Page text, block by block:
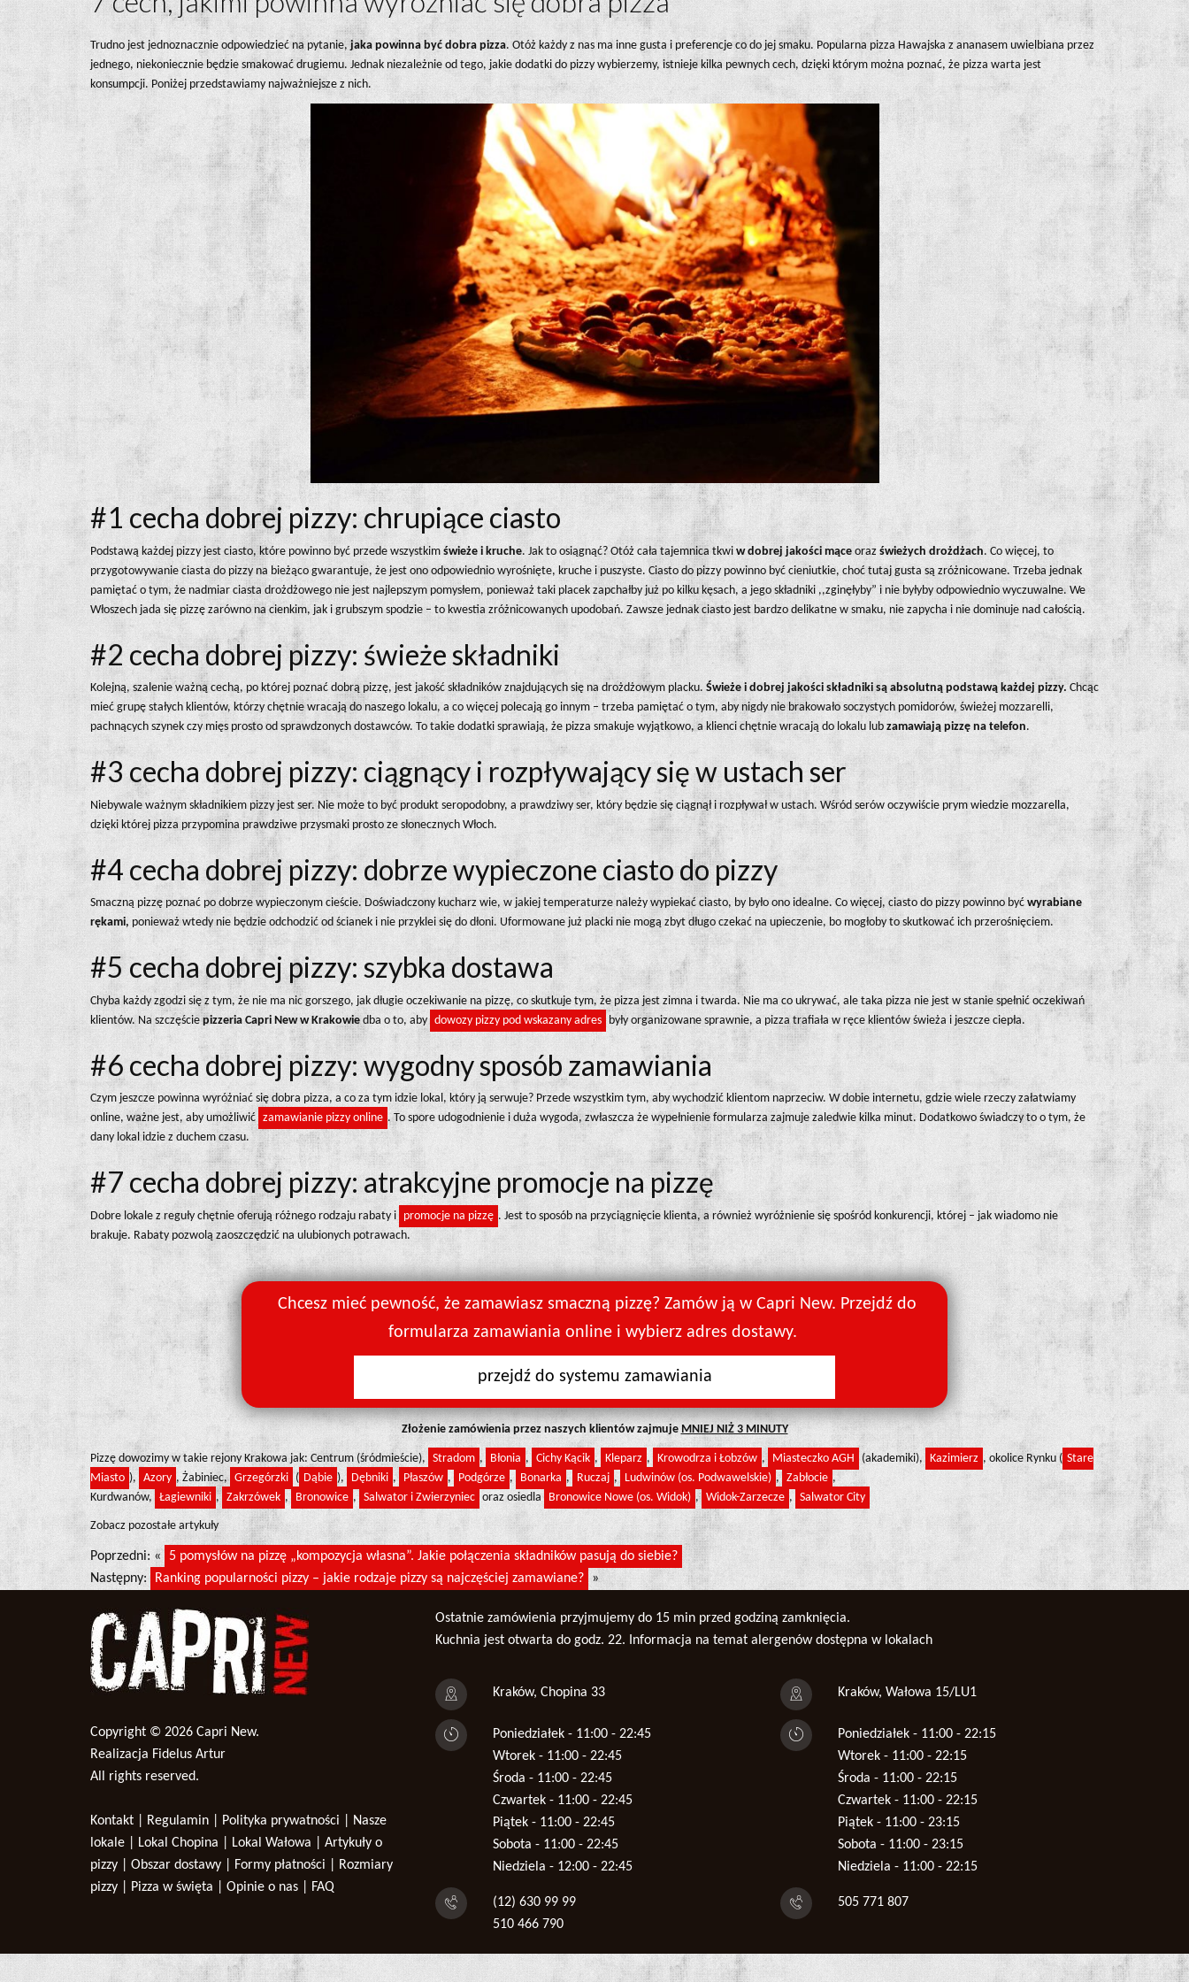
Trudno jest jednoznacznie odpowiedzieć na pytanie,jaka powinna być dobra pizza. Otóż każdy z nas ma inne gusta i preferencje co do jej smaku. Popularna pizza Hawajska z ananasem uwielbiana przez
jednego, niekoniecznie będzie smakować drugiemu. Jednak niezależnie od tego, jakie dodatki do pizzy wybierzemy, istnieje kilka pewnych cech, dzięki którym można poznać, że pizza warta jest
konsumpcji. Poniżej przedstawiamy najważniejsze z nich.
#1 cecha dobrej pizzy: chrupiące ciasto
Podstawą każdej pizzy jest ciasto, które powinno być przede wszystkim świeże i kruche. Jak to osiągnąć? Otóż cała tajemnica tkwi w dobrej jakości mące oraz świeżych drożdżach. Co więcej, to
przygotowywanie ciasta do pizzy na bieżąco gwarantuje, że jest ono odpowiednio wyrośnięte, kruche i puszyste. Ciasto do pizzy powinno być cieniutkie, choć tutaj gusta są zróżnicowane. Trzeba jednak
pamiętać o tym, że nadmiar ciasta drożdżowego nie jest najlepszym pomysłem, ponieważ taki placek zapchałby już po kilku kęsach, a jego składniki ,,zginęłyby” i nie byłyby odpowiednio wyczuwalne. We
Włoszech jada się pizzę zarówno na cienkim, jak i grubszym spodzie – to kwestia zróżnicowanych upodobań. Zawsze jednak ciasto jest bardzo delikatne w smaku, nie zapycha i nie dominuje nad całością.
#2 cecha dobrej pizzy: świeże składniki
Kolejną, szalenie ważną cechą, po której poznać dobrą pizzę, jest jakość składników znajdujących się na drożdżowym placku. Świeże i dobrej jakości składniki są absolutną podstawą każdej pizzy.Chcąc
mieć grupę stałych klientów, którzy chętnie wracają do naszego lokalu, a co więcej polecają go innym – trzeba pamiętać o tym, aby nigdy nie brakowało soczystych pomidorów, świeżej mozzarelli,
pachnących szynek czy mięs prosto od sprawdzonych dostawców. To takie dodatki sprawiają, że pizza smakuje wyjątkowo, a klienci chętnie wracają do lokalu lub zamawiają pizzę na telefon.
#3 cecha dobrej pizzy: ciągnący i rozpływający się w ustach ser
Niebywale ważnym składnikiem pizzy jest ser. Nie może to być produkt seropodobny, a prawdziwy ser, który będzie się ciągnął i rozpływał w ustach. Wśród serów oczywiście prym wiedzie mozzarella,
dzięki której pizza przypomina prawdziwe przysmaki prosto ze słonecznych Włoch.
#4 cecha dobrej pizzy: dobrze wypieczone ciasto do pizzy
Smaczną pizzę poznać po dobrze wypieczonym cieście. Doświadczony kucharz wie, w jakiej temperaturze należy wypiekać ciasto, by było ono idealne. Co więcej, ciasto do pizzy powinno być wyrabiane
rękami, ponieważ wtedy nie będzie odchodzić od ścianek i nie przyklei się do dłoni. Uformowane już placki nie mogą zbyt długo czekać na upieczenie, bo mogłoby to skutkować ich przerośnięciem.
#5 cecha dobrej pizzy: szybka dostawa
Chyba każdy zgodzi się z tym, że nie ma nic gorszego, jak długie oczekiwanie na pizzę, co skutkuje tym, że pizza jest zimna i twarda. Nie ma co ukrywać, ale taka pizza nie jest w stanie spełnić oczekiwań
klientów. Na szczęściepizzeria Capri New w Krakowie dba o to, aby dowozy pizzy pod wskazany adres były organizowane sprawnie, a pizza trafiała w ręce klientów świeża i jeszcze ciepła.
#6 cecha dobrej pizzy: wygodny sposób zamawiania
Czym jeszcze powinna wyróżniać się dobra pizza, a co za tym idzie lokal, który ją serwuje? Przede wszystkim tym, aby wychodzić klientom naprzeciw. W dobie internetu, gdzie wiele rzeczy załatwiamy
online, ważne jest, aby umożliwić zamawianie pizzy online . To spore udogodnienie i duża wygoda, zwłaszcza że wypełnienie formularza zajmuje zaledwie kilka minut. Dodatkowo świadczy to o tym, że
dany lokal idzie z duchem czasu.
#7 cecha dobrej pizzy: atrakcyjne promocje na pizzę
Dobre lokale z reguły chętnie oferują różnego rodzaju rabaty i promocje na pizzę . Jest to sposób na przyciągnięcie klienta, a również wyróżnienie się spośród konkurencji, której – jak wiadomo nie
brakuje. Rabaty pozwolą zaoszczędzić na ulubionych potrawach.
Chcesz mieć pewność, że zamawiasz smaczną pizzę? Zamów ją w Capri New. Przejdź do
formularza zamawiania online i wybierz adres dostawy.
przejdź do systemu zamawiania
Złożenie zamówienia przez naszych klientów zajmuje MNIEJ NIŻ 3 MINUTY
Pizzę dowozimy w takie rejony Krakowa jak: Centrum (śródmieście), Stradom , Błonia , Cichy Kącik , Kleparz , Krowodrza i Łobzów , Miasteczko AGH (akademiki), Kazimierz , okolice Rynku ( Stare
Miasto ), Azory , Żabiniec, Grzegórzki ( Dąbie ), Dębniki , Płaszów , Podgórze , Bonarka , Ruczaj , Ludwinów (os. Podwawelskie) , Zabłocie ,
Kurdwanów, Łagiewniki , Zakrzówek , Bronowice , Salwator i Zwierzyniec oraz osiedla Bronowice Nowe (os. Widok) , Widok-Zarzecze , Salwator City
Zobacz pozostałe artykuły
Poprzedni: «
5 pomysłów na pizzę „kompozycja własna”. Jakie połączenia składników pasują do siebie?
Następny:
Ranking popularności pizzy – jakie rodzaje pizzy są najczęściej zamawiane? »
Copyright © 2026 Capri New.
Realizacja Fidelus Artur
All rights reserved.
Kontakt Regulamin Polityka prywatności
Nasze
lokale
Lokal Chopina Lokal Wałowa
Artykuły o
pizzy
Obszar dostawy Formy płatności
Rozmiary
pizzy
Pizza w święta Opinie o nas FAQ
Ostatnie zamówienia przyjmujemy do 15 min przed godziną zamknięcia.
Kuchnia jest otwarta do godz. 22. Informacja na temat alergenów dostępna w lokalach
Kraków, Chopina 33
Poniedziałek - 11:00 - 22:45
Wtorek - 11:00 - 22:45
Środa - 11:00 - 22:45
Czwartek - 11:00 - 22:45
Piątek - 11:00 - 22:45
Sobota - 11:00 - 22:45
Niedziela - 12:00 - 22:45
(12) 630 99 99
510 466 790
Kraków, Wałowa 15/LU1
Poniedziałek - 11:00 - 22:15
Wtorek - 11:00 - 22:15
Środa - 11:00 - 22:15
Czwartek - 11:00 - 22:15
Piątek - 11:00 - 23:15
Sobota - 11:00 - 23:15
Niedziela - 11:00 - 22:15
505 771 807